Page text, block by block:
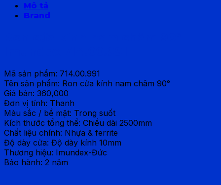
Mô tả
Brand
Mã sản phẩm: 714.00.991
Tên sản phẩm: Ron cửa kính nam châm 90°
Giá bán: 360,000
Đơn vị tính: Thanh
Màu sắc / bề mặt: Trong suốt
Kích thước tổng thể: Chiều dài 2500mm
Chất liệu chính: Nhựa & ferrite
Độ dày cửa: Độ dày kính 10mm
Thương hiệu: Imundex-Đức
Bảo hành: 2 năm